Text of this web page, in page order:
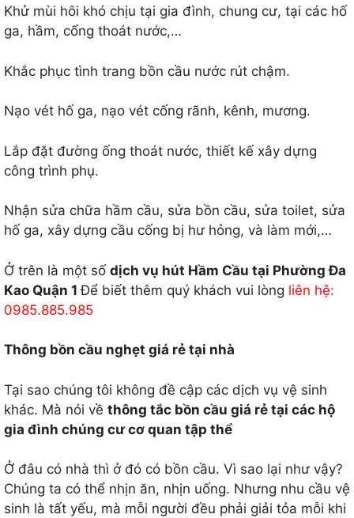
Khử mùi hôi khó chịu tại gia đình, chung cư, tại các hố
ga, hầm, cống thoát nước,…
Khắc phục tình trang bồn cầu nước rút chậm.
Nạo vét hố ga, nạo vét cống rãnh, kênh, mương.
Lắp đặt đường ống thoát nước, thiết kế xây dựng
công trình phụ.
Nhận sửa chữa hầm cầu, sửa bồn cầu, sửa toilet, sửa
hố ga, xây dựng cầu cống bị hư hỏng, và làm mới,…
Ở trên là một số dịch vụ hút Hầm Cầu tại Phường Đa
Kao Quận 1Để biết thêm quý khách vui lòng liên hệ:
0985.885.985
Thông bồn cầu nghẹt giá rẻ tại nhà
Tại sao chúng tôi không đề cập các dịch vụ vệ sinh
khác. Mà nói về thông tắc bồn cầu giá rẻ tại các hộ
gia đình chúng cư cơ quan tập thể
Ở đâu có nhà thì ở đó có bồn cầu. Vì sao lại như vậy?
Chúng ta có thể nhịn ăn, nhịn uống. Nhưng nhu cầu vệ
sinh là tất yếu, mà mỗi người đều phải giải tỏa mỗi khi